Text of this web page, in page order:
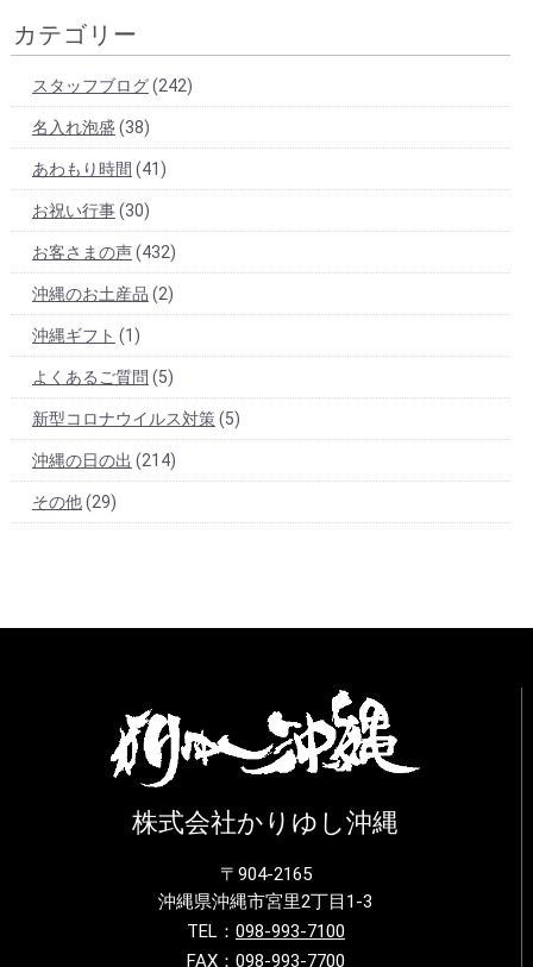
カテゴリー
スタッフブログ(242)
名入れ泡盛 (38)
あわもり時間 (41)
お祝い行事(30)
お客さまの声(432)
沖縄のお土産品 (2)
沖縄ギフト (1)
よくあるご質問 (5)
新型コロナウイルス対策(5)
沖縄の日の出 (214)
その他(29)
株式会社かりゆし沖縄
〒904-2165
沖縄県沖縄市宮里2丁目1-3
TEL： 098-993-7100
FAX：098-993-7700